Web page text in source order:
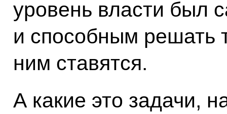
уровень власти был
и способным решать
ним ставятся.
А какие это задачи,